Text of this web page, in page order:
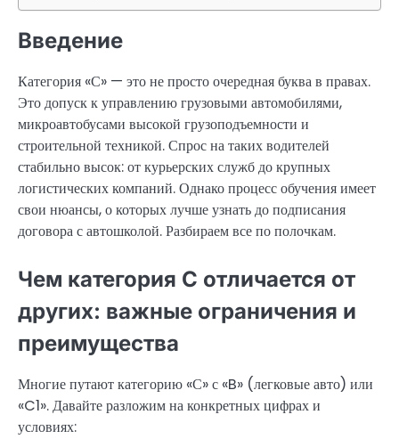
Введение
Категория «С» — это не просто очередная буква в правах.
Это допуск к управлению грузовыми автомобилями,
микроавтобусами высокой грузоподъемности и
строительной техникой. Спрос на таких водителей
стабильно высок: от курьерских служб до крупных
логистических компаний. Однако процесс обучения имеет
свои нюансы, о которых лучше узнать до подписания
договора с автошколой. Разбираем все по полочкам.
Чем категория С отличается от
других: важные ограничения и
преимущества
Многие путают категорию «С» с «B» (легковые авто) или
«C1». Давайте разложим на конкретных цифрах и
условиях: